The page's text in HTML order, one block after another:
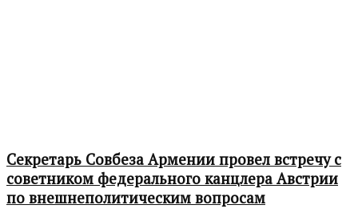
Секретарь Совбеза Армении провел встречу с
советником федерального канцлера Австрии
по внешнеполитическим вопросам